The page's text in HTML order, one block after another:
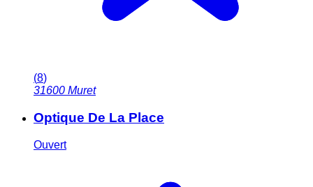
(8)
31600 Muret
Optique De La Place
Ouvert